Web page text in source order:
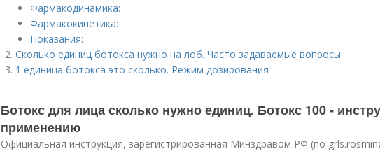
Фармакодинамика:
Фармакокинетика:
Показания:
Сколько единиц ботокса нужно на лоб. Часто задаваемые вопросы
1 единица ботокса это сколько. Режим дозирования
Ботокс для лица сколько нужно единиц. Ботокс 100 -
применению
Официальная инструкция, зарегистрированная Минздравом РФ (по